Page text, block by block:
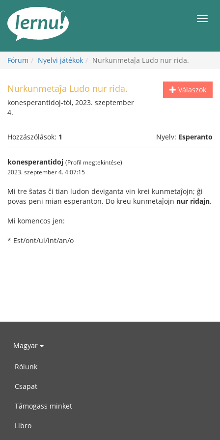
Fórum Nyelvi játékok Nurkunmetaĵa Ludo nur rida.
Válaszok
Nurkunmetaĵa Ludo nur rida.
konesperantidoj-tól, 2023. szeptember
4.
Hozzászólások: 1 Nyelv: Esperanto
konesperantidoj (Profil megtekintése)
2023. szeptember 4. 4:07:15
Mi tre ŝatas ĉi tian ludon deviganta vin krei kunmetaĵojn; ĝi
povas peni mian esperanton. Do kreu kunmetaĵojn nur ridajn.
Mi komencos jen:
* Est/ont/ul/int/an/o
Magyar
Rólunk
Csapat
Támogass minket
Libro